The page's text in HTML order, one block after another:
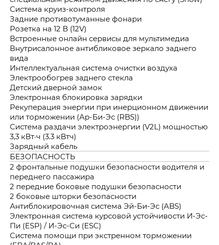
Система круиз-контроля
Задние противотуманные фонари
Розетка на 12 В (12V)
Встроенные онлайн сервисы для мультимедиа
Внутрисалонное антибликовое зеркало заднего
вида
Интеллектуальная система очистки воздуха
Электрообогрев заднего стекла
Детский дверной замок
Электронная блокировка зарядки
Рекуперация энергии при инерционном движении
или торможении (Ар-Би-Эс (RBS))
Система раздачи электроэнергии (V2L) мощностью
3,3 кВт·ч (3.3 кВтч)
Зарядный кабель
БЕЗОПАСНОСТЬ
2 фронтальные подушки безопасности водителя и
переднего пассажира
2 передние боковые подушки безопасности
2 боковые шторки безопасности
Антиблокировочная система Эй-Би-Эс (ABS)
Электронная система курсовой устойчивости И-Эс-
Пи (ESP) / И-Эс-Си (ESC)
Система помощи при экстренном торможении